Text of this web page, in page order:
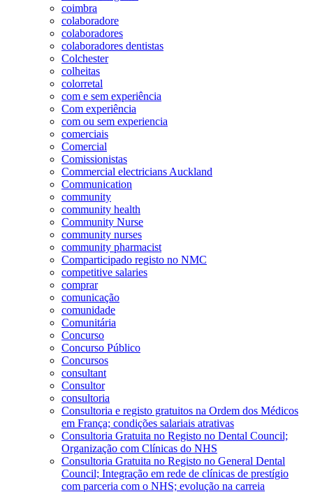
coimbra
colaboradore
colaboradores
colaboradores dentistas
Colchester
colheitas
colorretal
com e sem experiência
Com experiência
com ou sem experiencia
comerciais
Comercial
Comissionistas
Commercial electricians Auckland
Communication
community
community health
Community Nurse
community nurses
community pharmacist
Comparticipado registo no NMC
competitive salaries
comprar
comunicação
comunidade
Comunitária
Concurso
Concurso Público
Concursos
consultant
Consultor
consultoria
Consultoria e registo gratuitos na Ordem dos Médicos
em França; condições salariais atrativas
Consultoria Gratuita no Registo no Dental Council;
Organização com Clínicas do NHS
Consultoria Gratuita no Registo no General Dental
Council; Integração em rede de clínicas de prestígio
com parceria com o NHS; evolução na carreia